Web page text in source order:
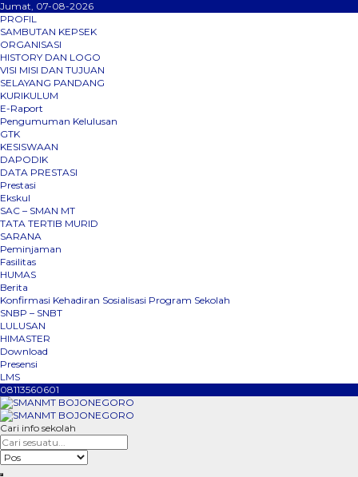
Jumat, 07-08-2026
PROFIL
SAMBUTAN KEPSEK
ORGANISASI
HISTORY DAN LOGO
VISI MISI DAN TUJUAN
SELAYANG PANDANG
KURIKULUM
E-Raport
Pengumuman Kelulusan
GTK
KESISWAAN
DAPODIK
DATA PRESTASI
Prestasi
Ekskul
SAC – SMAN MT
TATA TERTIB MURID
SARANA
Peminjaman
Fasilitas
HUMAS
Berita
Konfirmasi Kehadiran Sosialisasi Program Sekolah
SNBP – SNBT
LULUSAN
HIMASTER
Download
Presensi
LMS
08113560601
Cari info sekolah